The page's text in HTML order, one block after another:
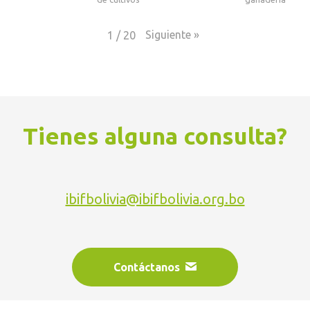
1 / 20 Siguiente »
Tienes alguna consulta?
ibifbolivia@ibifbolivia.org.bo
Contáctanos